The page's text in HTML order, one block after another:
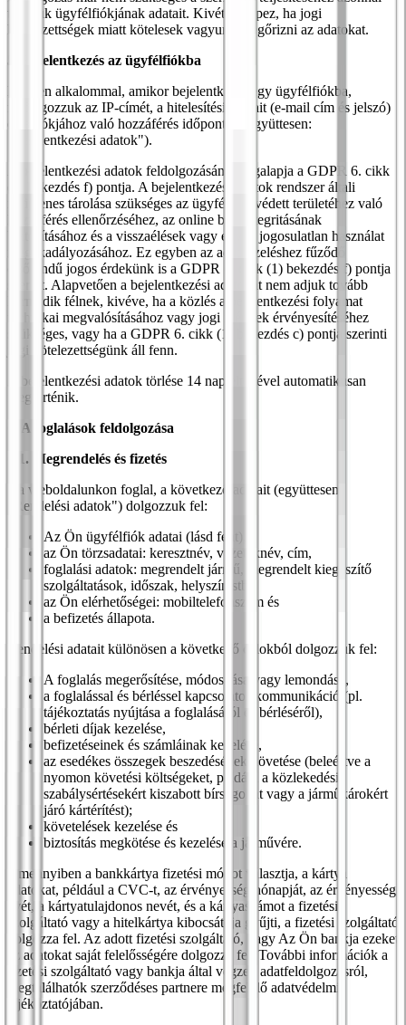
töröljük ügyfélfiókjának adatait. Kivételt képez, ha jogi
kötelezettségek miatt kötelesek vagyunk megőrizni az adatokat.
5. Bejelentkezés az ügyfélfiókba
Minden alkalommal, amikor bejelentkezik egy ügyfélfiókba,
feldolgozzuk az IP-címét, a hitelesítési adatait (e-mail cím és jelszó)
és a fiókjához való hozzáférés időpontját (együttesen:
"Bejelentkezési adatok").
A bejelentkezési adatok feldolgozásának jogalapja a GDPR 6. cikk
(1) bekezdés f) pontja. A bejelentkezési adatok rendszer általi
ideiglenes tárolása szükséges az ügyfélfiók védett területéhez való
hozzáférés ellenőrzéséhez, az online bolt integritásának
biztosításához és a visszaélések vagy egyéb jogosulatlan használat
megakadályozásához. Ez egyben az adatkezeléshez fűződő
elsőrendű jogos érdekünk is a GDPR 6. cikk (1) bekezdés f) pontja
szerint. Alapvetően a bejelentkezési adatokat nem adjuk tovább
harmadik félnek, kivéve, ha a közlés a bejelentkezési folyamat
technikai megvalósításához vagy jogi igények érvényesítéséhez
szükséges, vagy ha a GDPR 6. cikk (1) bekezdés c) pontja szerinti
jogi kötelezettségünk áll fenn.
A bejelentkezési adatok törlése 14 nap elteltével automatikusan
megtörténik.
6. A foglalások feldolgozása
6.1. Megrendelés és fizetés
Ha weboldalunkon foglal, a következő adatait (együttesen:
"Rendelési adatok") dolgozzuk fel:
Az Ön ügyfélfiók adatai (lásd fent),
az Ön törzsadatai: keresztnév, vezetéknév, cím,
foglalási adatok: megrendelt jármű, megrendelt kiegészítő
szolgáltatások, időszak, helyszín stb.,
az Ön elérhetőségei: mobiltelefonszám és
a befizetés állapota.
Rendelési adatait különösen a következő célokból dolgozzuk fel:
A foglalás megerősítése, módosítása vagy lemondása,
a foglalással és bérléssel kapcsolatos kommunikáció (pl.
tájékoztatás nyújtása a foglalásáról és bérléséről),
bérleti díjak kezelése,
befizetéseinek és számláinak kezelése,
az esedékes összegek beszedésének követése (beleértve a
nyomon követési költségeket, például a közlekedési
szabálysértésekért kiszabott bírságokat vagy a járműkárokért
járó kártérítést);
követelések kezelése és
biztosítás megkötése és kezelése a járművére.
Amennyiben a bankkártya fizetési módot választja, a kártya
adatokat, például a CVC-t, az érvényesség hónapját, az érvényesség
évét, a kártyatulajdonos nevét, és a kártyaszámot a fizetési
szolgáltató vagy a hitelkártya kibocsátója gyűjti, a fizetési szolgáltató
dolgozza fel. Az adott fizetési szolgáltató, vagy Az Ön bankja ezeket
az adatokat saját felelősségére dolgozza fel. További információk a
fizetési szolgáltató vagy bankja által végzett adatfeldolgozásról,
megtalálhatók szerződéses partnere megfelelő adatvédelmi
tájékoztatójában.